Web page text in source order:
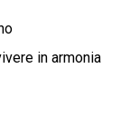
in armonia